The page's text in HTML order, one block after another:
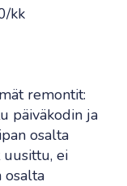
kk
remontit:
päiväkodin ja
osalta
ei
osalta